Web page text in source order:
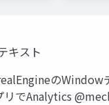
キスト
のWindow
リでAnalytics